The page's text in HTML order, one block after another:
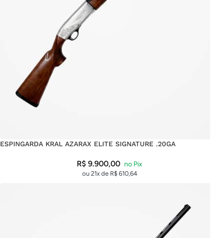
ESPINGARDA KRAL AZARAX ELITE SIGNATURE .20GA
R$ 9.900,00
ou 21x de R$ 610,64